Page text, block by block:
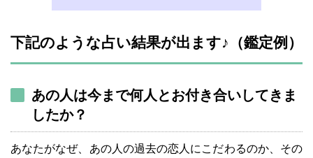
下記のような占い結果が出ます♪（鑑定例）
あの人は今まで何人とお付き合いしてきま
したか？
あなたがなぜ、あの人の過去の恋人にこだわるのか、その